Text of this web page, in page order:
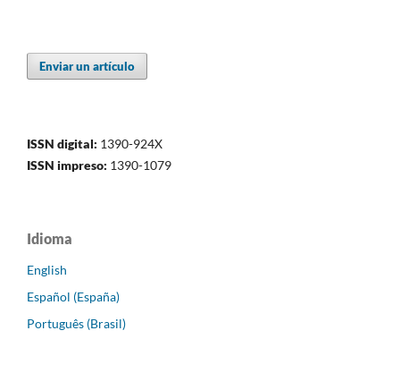
Enviar un artículo
ISSN digital: 1390-924X
ISSN impreso: 1390-1079
Idioma
English
Español (España)
Português (Brasil)